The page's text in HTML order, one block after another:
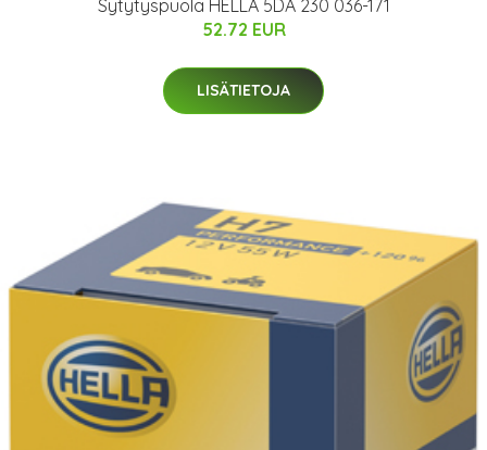
Sytytyspuola HELLA 5DA 230 036-171
52.72 EUR
LISÄTIETOJA